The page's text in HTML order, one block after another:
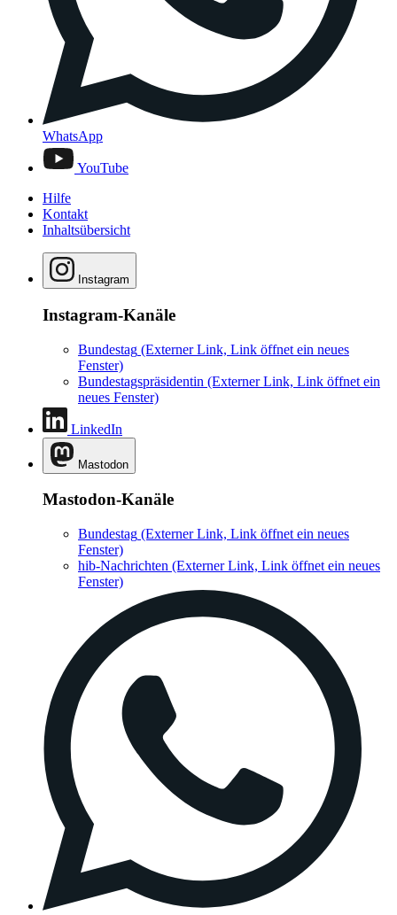
WhatsApp
YouTube
Hilfe
Kontakt
Inhaltsübersicht
Instagram
Instagram-Kanäle
Bundestag (Externer Link, Link öffnet ein neues
Fenster)
Bundestagspräsidentin (Externer Link, Link öffnet ein
neues Fenster)
LinkedIn
Mastodon
Mastodon-Kanäle
Bundestag (Externer Link, Link öffnet ein neues
Fenster)
hib-Nachrichten (Externer Link, Link öffnet ein neues
Fenster)